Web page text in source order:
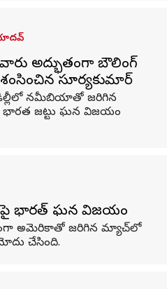
వారు అద్భుతంగా బౌలింగ్
సూర్యకుమార్
నమీబియాతో జరిగిన
జట్టు ఘన విజయం
భారత్ ఘన విజయం
అమెరికాతో జరిగిన మ్యాచ్‌లో
చేసింది.